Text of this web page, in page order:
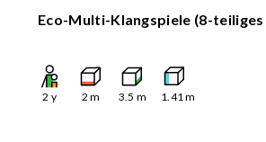
Eco-Multi-Klangspiele (8-teiliges
2 y 2 m 3.5 m 1.41m